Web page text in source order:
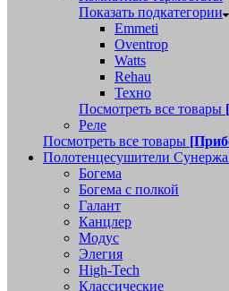
Показать подкатегории
Emmeti
Oventrop
Watts
Rehau
Техно
Посмотреть все товары
Реле
Посмотреть все товары
Полотенцесушители Сунержа
Богема
Богема с полкой
Галант
Канцлер
Модус
Элегия
High-Tech
Классические